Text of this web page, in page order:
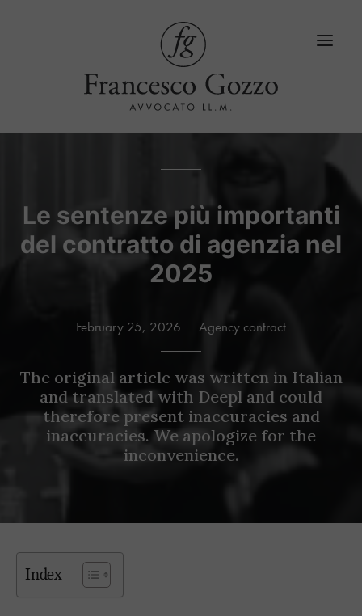
Services
Blog
LinkedIn
Language
Le sentenze più importanti
del contratto di agenzia nel
2025
February 25, 2026 Agency contract
The original article was written in Italian
and translated with Deepl and could
therefore present inaccuracies and
inaccuracies. We apologize for the
inconvenience.
Index